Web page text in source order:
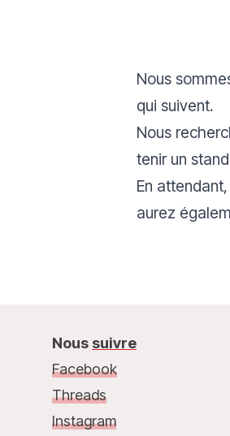
Nous
qui suivent.
Nous
tenir un
En
aurez
Nous suivre
Facebook
Threads
Instagram